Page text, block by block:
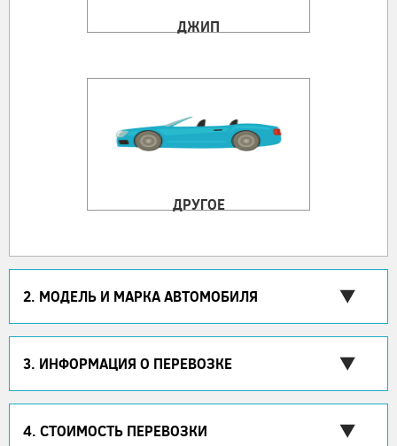
ДЖИП
ДРУГОЕ
2. МОДЕЛЬ И МАРКА АВТОМОБИЛЯ
3. ИНФОРМАЦИЯ О ПЕРЕВОЗКЕ
4. СТОИМОСТЬ ПЕРЕВОЗКИ